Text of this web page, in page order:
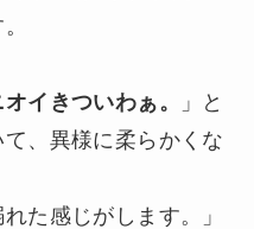
オイきついわぁ。
」と
、異様に柔らかくな
た感じがします。」